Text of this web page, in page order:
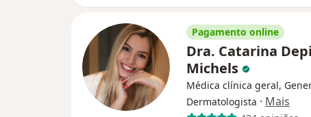
Pagamento online
Dra. Catarina
Michels
Médica clínica geral,
Dermatologista · Mais